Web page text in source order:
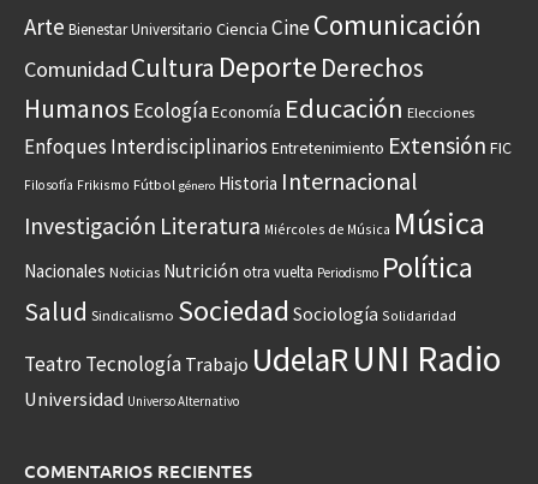
Arte Bienestar Universitario Ciencia CineComunicación
Comunidad Cultura Deporte Derechos
Humanos EcologíaEconomía Educación Elecciones
Enfoques Interdisciplinarios Entretenimiento Extensión FIC
Filosofía Frikismo Fútbol género Historia Internacional
Investigación Literatura Miércoles de Música Música
Nacionales Noticias Nutrición otra vuelta Periodismo Política
Salud Sindicalismo Sociedad Sociología Solidaridad
Teatro Tecnología Trabajo UdelaRUNI Radio
Universidad Universo Alternativo
COMENTARIOS RECIENTES